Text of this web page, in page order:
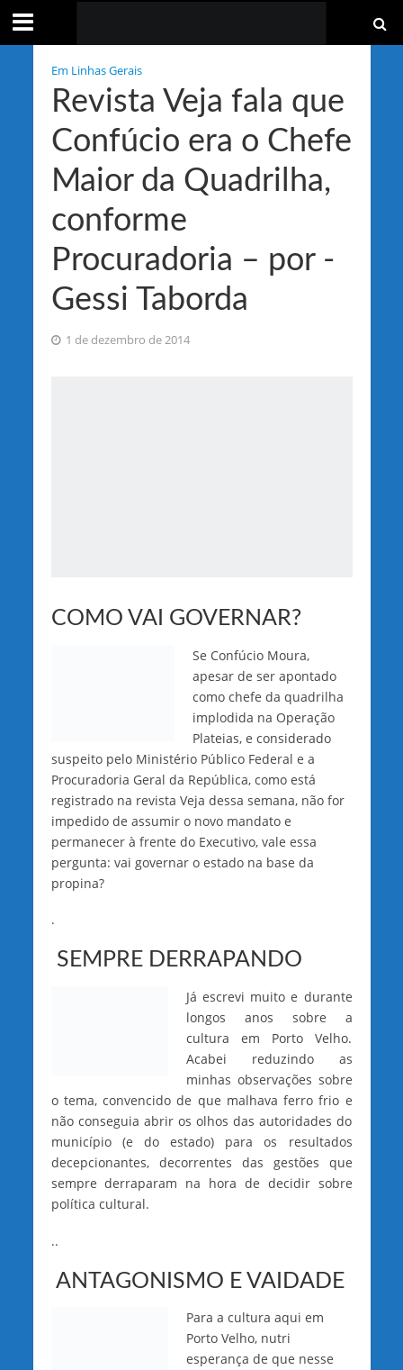
Em Linhas Gerais
Revista Veja fala que
Confúcio era o Chefe
Maior da Quadrilha,
conforme
Procuradoria – por -
Gessi Taborda
1 de dezembro de 2014
COMO VAI GOVERNAR?
Se Confúcio Moura,
apesar de ser apontado
como chefe da quadrilha
implodida na Operação
Plateias, e considerado
suspeito pelo Ministério Público Federal e a
Procuradoria Geral da República, como está
registrado na revista Veja dessa semana, não for
impedido de assumir o novo mandato e
permanecer à frente do Executivo, vale essa
pergunta: vai governar o estado na base da
propina?
.
SEMPRE DERRAPANDO
Já escrevi muito e durante
longos anos sobre a
cultura em Porto Velho.
Acabei reduzindo as
minhas observações sobre
o tema, convencido de que malhava ferro frio e
não conseguia abrir os olhos das autoridades do
município (e do estado) para os resultados
decepcionantes, decorrentes das gestões que
sempre derraparam na hora de decidir sobre
política cultural.
..
ANTAGONISMO E VAIDADE
Para a cultura aqui em
Porto Velho, nutri
esperança de que nesse